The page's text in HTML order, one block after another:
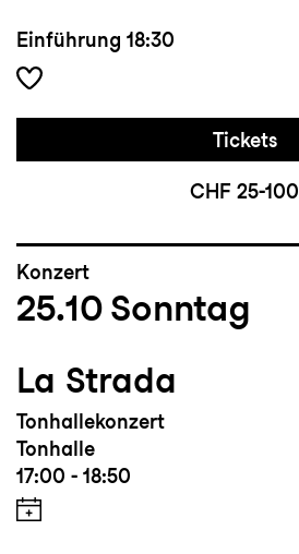
Einführung 18:30
Tickets
CHF 25-100
Konzert
25.10 Sonntag
La Strada
Tonhallekonzert
Tonhalle
17:00 - 18:50